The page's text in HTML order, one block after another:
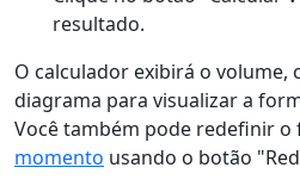
resultado.
O calculador exibirá o volume,
diagrama para visualizar a
Você também pode redefinir
momento usando o botão